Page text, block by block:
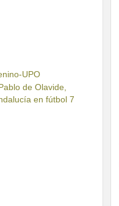
de Olavide,
en fútbol 7